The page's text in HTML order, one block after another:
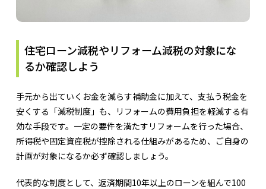
住宅ローン減税やリフォーム減税の対象にな
るか確認しよう
手元から出ていくお金を減らす補助金に加えて、支払う税金を
安くする「減税制度」も、リフォームの費用負担を軽減する有
効な手段です。一定の要件を満たすリフォームを行った場合、
所得税や固定資産税が控除される仕組みがあるため、ご自身の
計画が対象になるか必ず確認しましょう。
代表的な制度として、返済期間10年以上のローンを組んで100